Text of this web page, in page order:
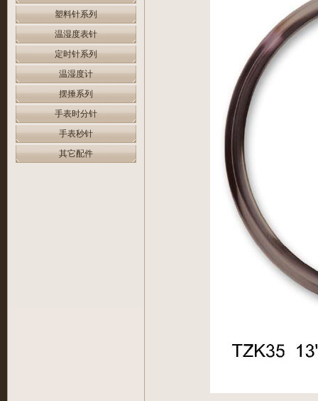
塑料针系列
温湿度表针
定时针系列
温湿度计
摆捶系列
手表时分针
手表秒针
其它配件